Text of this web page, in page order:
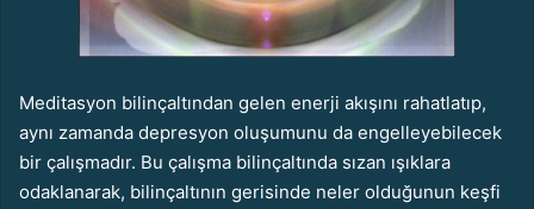
Meditasyon bilinçaltından gelen enerji akışını rahatlatıp,
aynı zamanda depresyon oluşumunu da engelleyebilecek
bir çalışmadır. Bu çalışma bilinçaltında sızan ışıklara
odaklanarak, bilinçaltının gerisinde neler olduğunun keşfi